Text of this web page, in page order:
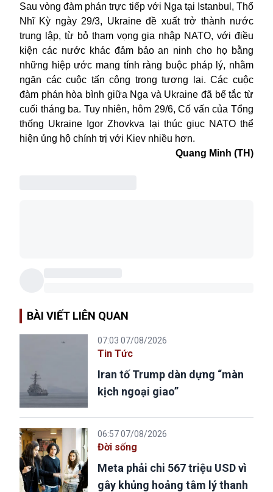
Sau vòng đàm phán trực tiếp với Nga tại Istanbul, Thổ
Nhĩ Kỳ ngày 29/3, Ukraine đề xuất trở thành nước
trung lập, từ bỏ tham vọng gia nhập NATO, với điều
kiện các nước khác đảm bảo an ninh cho họ bằng
những hiệp ước mang tính ràng buộc pháp lý, nhằm
ngăn các cuộc tấn công trong tương lai. Các cuộc
đàm phán hòa bình giữa Nga và Ukraine đã bế tắc từ
cuối tháng ba. Tuynhiên, hôm 29/6,Cố vấn của Tổng
thống Ukraine Igor Zhovkva lại thúc giục NATO thể
hiện ủng hộ chính trị với Kiev nhiều hơn.
Quang Minh (TH)
BÀI VIẾT LIÊN QUAN
07:03 07/08/2026
Tin Tức
Iran tố Trump dàn dựng “màn
kịch ngoại giao”
06:57 07/08/2026
Đời sống
Meta phải chi 567 triệu USD vì
gây khủng hoảng tâm lý thanh